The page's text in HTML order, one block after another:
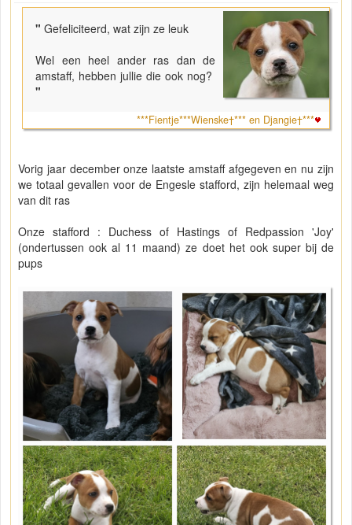
" Gefeliciteerd, wat zijn ze leuk
Wel een heel ander ras dan de
amstaff, hebben jullie die ook nog?
"
***Fientje***Wienske†*** en Djangie†***
Vorig jaar december onze laatste amstaff afgegeven en nu zijn
we totaal gevallen voor de Engesle stafford, zijn helemaal weg
van dit ras
Onze stafford : Duchess of Hastings of Redpassion 'Joy'
(ondertussen ook al 11 maand) ze doet het ook super bij de
pups